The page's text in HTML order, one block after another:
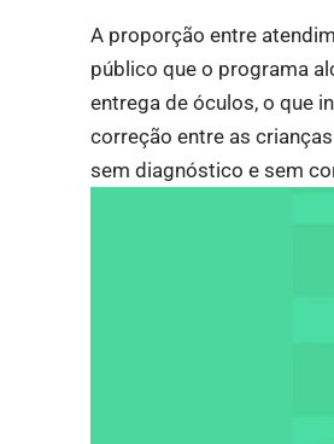
A proporção entre
público que o programa
entrega de óculos, o que
correção entre as
sem diagnóstico e sem